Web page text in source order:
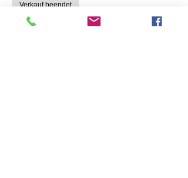
Verkauf beendet
Tickettyp